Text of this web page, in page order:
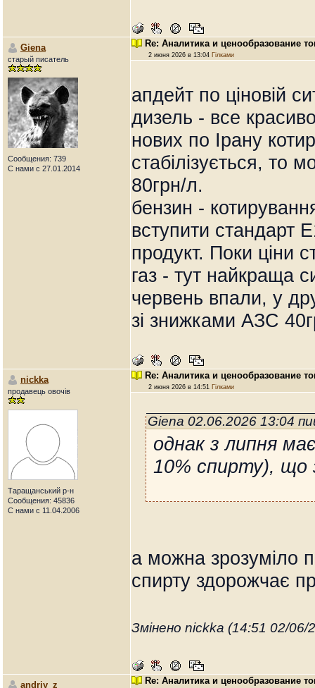
Giena
старый писатель
Сообщения: 739
С нами с 27.01.2014
Re: Аналитика и ценообразование
2 июня 2026 в 13:04 Гілками
апдейт по ціновій
дизель - все
нових по Ірану
стабілізується, то
80грн/л.
бензин -
вступити стандарт
продукт. Поки ціни
газ - тут найкраща
червень впали, у
зі знижками АЗС
nickka
продавець овочів
Таращанський р-н
Сообщения: 45836
С нами с 11.04.2006
Re: Аналитика и ценообразование
2 июня 2026 в 14:51 Гілками
Giena 02.06.2026 13:04
однак з липня
10% спирту), що
а можна зрозуміло
спирту здорожчає
Змінено nickka (14:51 02/06/
andriy_z Re: Аналитика и ценообразование